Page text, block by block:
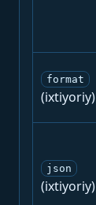
format
(ixtiyoriy)
json
(ixtiyoriy)